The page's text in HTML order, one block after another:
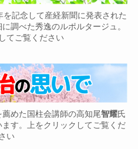
記念して産経新聞に発表された
調べた秀逸のルポルタージュ。
てご覧ください
めた国柱会講師の高知尾智耀氏
す。上をクリックしてご覧くだ
さい